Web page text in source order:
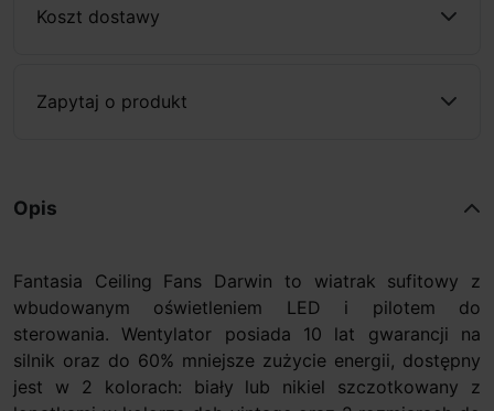
Koszt dostawy
Zapytaj o produkt
Opis
Fantasia Ceiling Fans Darwin to wiatrak sufitowy z
wbudowanym oświetleniem LED i pilotem do
sterowania. Wentylator posiada 10 lat gwarancji na
silnik oraz do 60% mniejsze zużycie energii, dostępny
jest w 2 kolorach: biały lub nikiel szczotkowany z